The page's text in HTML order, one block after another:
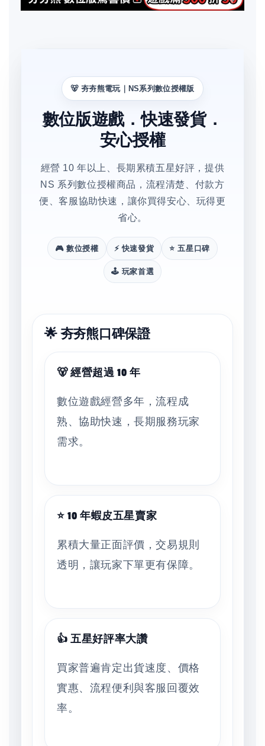
🐻 夯夯熊電玩｜NS系列數位授權版
數位版遊戲．快速發貨．
安心授權
經營 10 年以上、長期累積五星好評，提供
NS 系列數位授權商品，流程清楚、付款方
便、客服協助快速，讓你買得安心、玩得更
省心。
🎮 數位授權 ⚡ 快速發貨 ⭐ 五星口碑
🕹️ 玩家首選
🌟 夯夯熊口碑保證
🐻 經營超過 10 年
數位遊戲經營多年，流程成
熟、協助快速，長期服務玩家
需求。
⭐ 10 年蝦皮五星賣家
累積大量正面評價，交易規則
透明，讓玩家下單更有保障。
👍 五星好評率大讚
買家普遍肯定出貨速度、價格
實惠、流程便利與客服回覆效
率。